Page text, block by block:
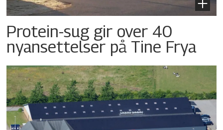
Protein-sug gir over 40
nyansettelser på Tine Frya